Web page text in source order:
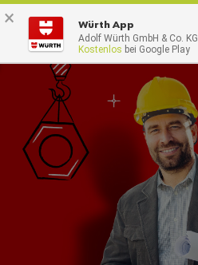
× Würth App
Adolf Würth GmbH & Co. KG
Kostenlos bei Google Play